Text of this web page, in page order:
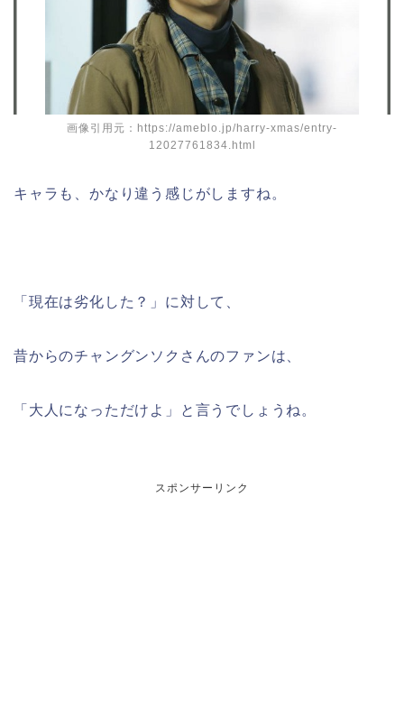
画像引用元：https://ameblo.jp/harry-xmas/entry-
12027761834.html
キャラも、かなり違う感じがしますね。
「現在は劣化した？」に対して、
昔からのチャングンソクさんのファンは、
「大人になっただけよ」と言うでしょうね。
スポンサーリンク